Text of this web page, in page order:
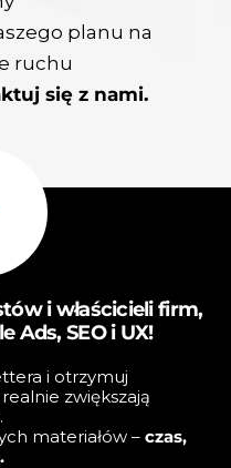
planu na
ruchu
się z nami.
i właścicieli firm,
Ads, SEO i UX!
i otrzymuj
zwiększają
materiałów – czas,